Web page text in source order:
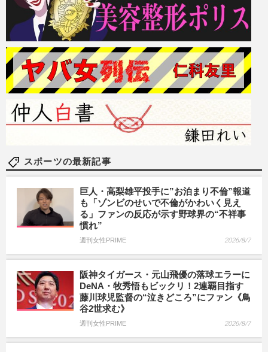
スポーツの最新記事
巨人・高梨雄平投手に”お泊まり不倫”報道
も「ゾンビのせいで不倫がかわいく見え
る」ファンの反応が示す野球界の“不祥事
慣れ”
週刊女性PRIME 2026/8/7
阪神タイガース・元山飛優の落球エラーに
DeNA・牧秀悟もビックリ！2連覇目指す
藤川球児監督の“泣きどころ”にファン《鳥
谷2世求む》
週刊女性PRIME 2026/8/7